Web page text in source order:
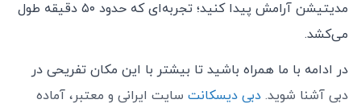
مدیتیشن آرامش پیدا کنید؛ تجربه‌ای که حدود ۵۰ دقیقه طول
می‌کشد.
در ادامه با ما همراه باشید تا بیشتر با این مکان تفریحی در
دبی آشنا شوید. دبی دیسکانت سایت ایرانی و معتبر، آماده